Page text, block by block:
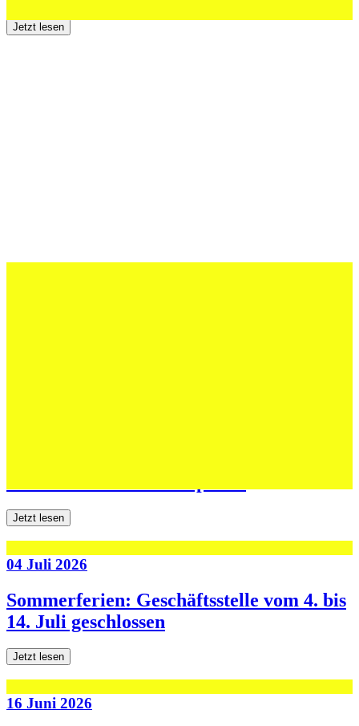
Jetzt lesen
Jetzt lesen
04 Juli 2026
Sommerferien: Geschäftsstelle vom 4. bis
14. Juli geschlossen
Jetzt lesen
16 Juni 2026